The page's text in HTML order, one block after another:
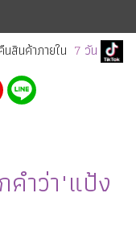
นสินค้าภายใน 7 วัน
ำว่า"แป้ง